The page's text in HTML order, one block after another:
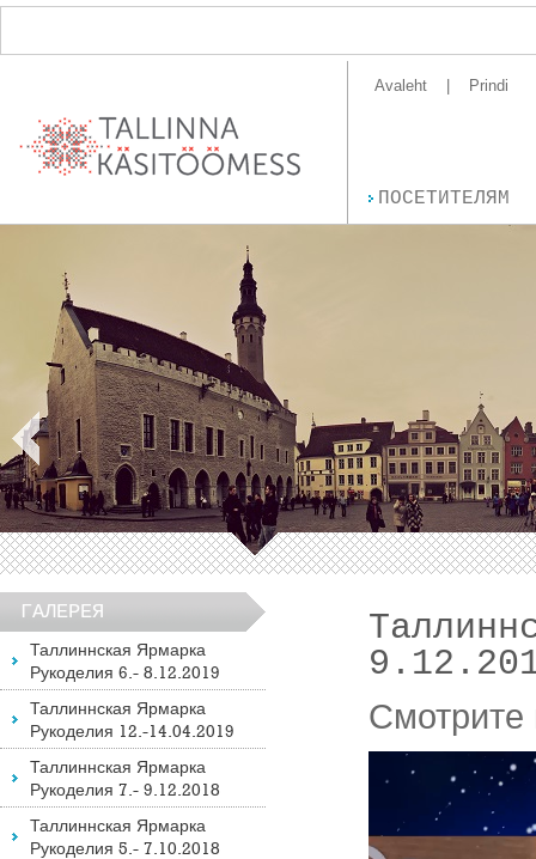
Avaleht Prindi
ПОСЕТИТЕЛЯМ
ГАЛЕРЕЯ
Таллиннская Ярмарка
Рукоделия 6.- 8.12.2019
Таллиннская Ярмарка
Рукоделия 12.-14.04.2019
Таллиннская Ярмарка
Рукоделия 7.- 9.12.2018
Таллиннская Ярмарка
Рукоделия 5.- 7.10.2018
Смотрите